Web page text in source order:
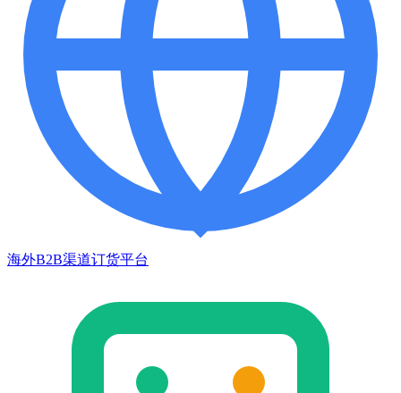
海外B2B渠道订货平台